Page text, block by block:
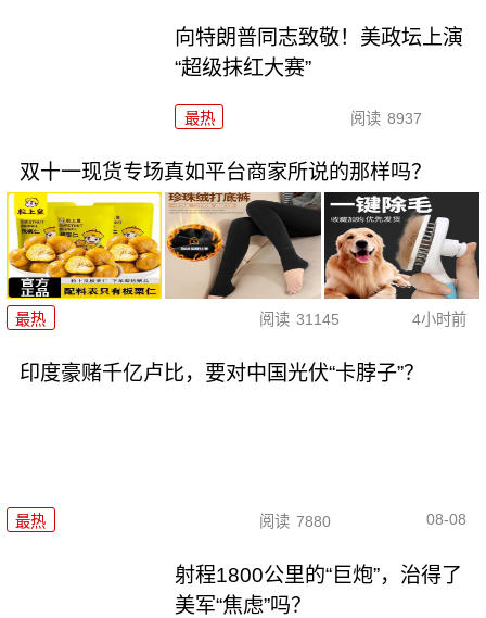
向特朗普同志致敬！美政坛上演
“超级抹红大赛”
最热 阅读 8937
双十一现货专场真如平台商家所说的那样吗？
最热 阅读 31145 4小时前
印度豪赌千亿卢比，要对中国光伏“卡脖子”？
最热 阅读 7880 08-08
射程1800公里的“巨炮”，治得了
美军“焦虑”吗？